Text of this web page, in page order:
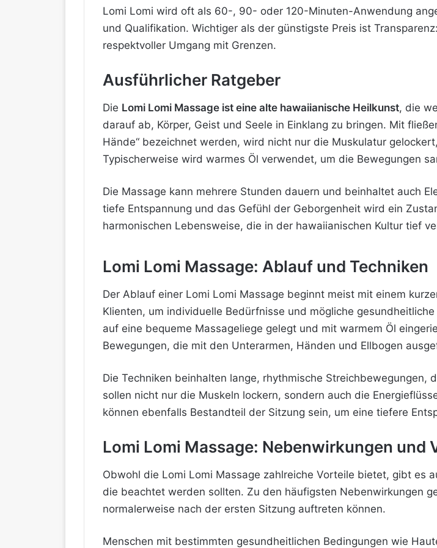
Lomi Lomi wird oft als 60-, 90- oder 120-Minuten-Anwendung
und Qualifikation. Wichtiger als der günstigste Preis ist
respektvoller Umgang mit Grenzen.
Ausführlicher Ratgeber
Die Lomi Lomi Massage ist eine alte hawaiianische Heilkunst, die
darauf ab, Körper, Geist und Seele in Einklang zu bringen. Mit
Hände“ bezeichnet werden, wird nicht nur die Muskulatur
Typischerweise wird warmes Öl verwendet, um die Bewegungen
Die Massage kann mehrere Stunden dauern und beinhaltet auch
tiefe Entspannung und das Gefühl der Geborgenheit wird ein
harmonischen Lebensweise, die in der hawaiianischen Kultur tief
Lomi Lomi Massage: Ablauf und Techniken
Der Ablauf einer Lomi Lomi Massage beginnt meist mit einem
Klienten, um individuelle Bedürfnisse und mögliche
auf eine bequeme Massageliege gelegt und mit warmem Öl
Bewegungen, die mit den Unterarmen, Händen und Ellbogen
Die Techniken beinhalten lange, rhythmische Streichbewegungen,
sollen nicht nur die Muskeln lockern, sondern auch die
können ebenfalls Bestandteil der Sitzung sein, um eine tiefere
Lomi Lomi Massage: Nebenwirkungen und
Obwohl die Lomi Lomi Massage zahlreiche Vorteile bietet, gibt es
die beachtet werden sollten. Zu den häufigsten Nebenwirkungen
normalerweise nach der ersten Sitzung auftreten können.
Menschen mit bestimmten gesundheitlichen Bedingungen wie